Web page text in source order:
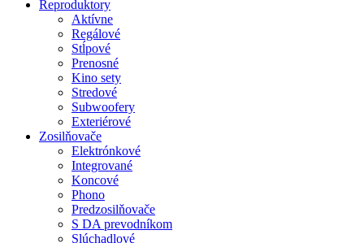
Reproduktory
Aktívne
Regálové
Stĺpové
Prenosné
Kino sety
Stredové
Subwoofery
Exteriérové
Zosilňovače
Elektrónkové
Integrované
Koncové
Phono
Predzosilňovače
S DA prevodníkom
Slúchadlové